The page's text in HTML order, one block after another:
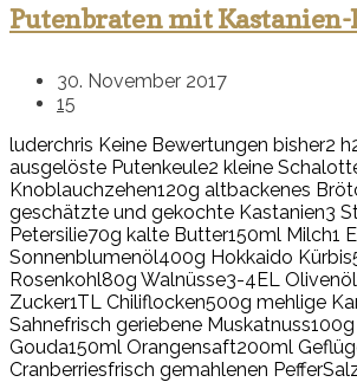
Putenbraten mit
30. November 2017
15
luderchris Keine Bewertungen bisher2 h
ausgelöste Putenkeule2 kleine
Knoblauchzehen120g altbackenes
geschätzte und gekochte Kastanien3
Petersilie70g kalte Butter150ml Milch1
Sonnenblumenöl400g Hokkaido Kürbis
Rosenkohl80g Walnüsse3-4EL Olivenöl
Zucker1TL Chiliflocken500g mehlige
Sahnefrisch geriebene Muskatnuss
Gouda150ml Orangensaft200ml
Cranberriesfrisch gemahlenen Peffer